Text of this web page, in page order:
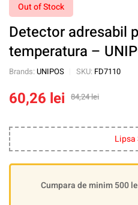
Out of Stock
Detector adresabil
temperatura –
Brands: UNIPOS SKU: FD7110
84,24lei
60,26 lei
Lipsa
Cumpara de minim 500